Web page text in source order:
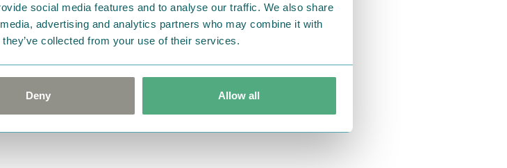
social media features and to analyse our traffic. We also share
advertising and analytics partners who may combine it with
collected from your use of their services.
Deny Allow all
柄になっているのがとっても楽しいですね。